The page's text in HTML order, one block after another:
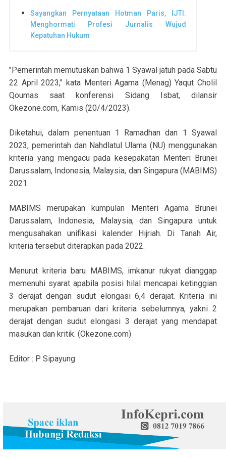
Sayangkan Pernyataan Hotman Paris, IJTI:
Menghormati Profesi Jurnalis Wujud
Kepatuhan Hukum
"Pemerintah memutuskan bahwa 1 Syawal jatuh pada Sabtu
22 April 2023," kata Menteri Agama (Menag) Yaqut Cholil
Qoumas saat konferensi Sidang Isbat, dilansir
Okezone.com, Kamis (20/4/2023).
Diketahui, dalam penentuan 1 Ramadhan dan 1 Syawal
2023, pemerintah dan Nahdlatul Ulama (NU) menggunakan
kriteria yang mengacu pada kesepakatan Menteri Brunei
Darussalam, Indonesia, Malaysia, dan Singapura (MABIMS)
2021.
MABIMS merupakan kumpulan Menteri Agama Brunei
Darussalam, Indonesia, Malaysia, dan Singapura untuk
mengusahakan unifikasi kalender Hijriah. Di Tanah Air,
kriteria tersebut diterapkan pada 2022.
Menurut kriteria baru MABIMS, imkanur rukyat dianggap
memenuhi syarat apabila posisi hilal mencapai ketinggian
3 derajat dengan sudut elongasi 6,4 derajat. Kriteria ini
merupakan pembaruan dari kriteria sebelumnya, yakni 2
derajat dengan sudut elongasi 3 derajat yang mendapat
masukan dan kritik. (Okezone.com)
Editor : P Sipayung